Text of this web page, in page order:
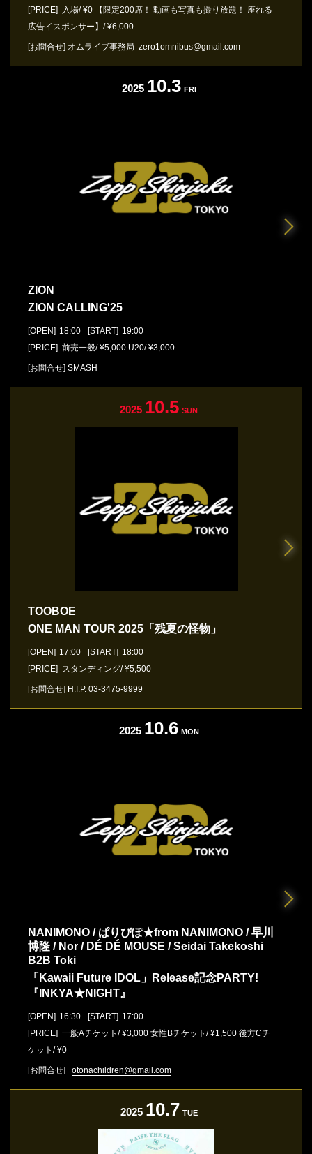
[PRICE] 入場/ ¥0 【限定200席！ 動画も写真も撮り放題！ 座れる
広告イスポンサー】/ ¥6,000
[お問合せ] オムライブ事務局 zero1omnibus@gmail.com
2025 10.3 FRI
ZION
ZION CALLING'25
[OPEN] 18:00 [START] 19:00
[PRICE] 前売一般/ ¥5,000 U20/ ¥3,000
[お問合せ] SMASH
2025 10.5 SUN
TOOBOE
ONE MAN TOUR 2025「残夏の怪物」
[OPEN] 17:00 [START] 18:00
[PRICE] スタンディング/ ¥5,500
[お問合せ] H.I.P. 03-3475-9999
2025 10.6 MON
NANIMONO / ぱりぴぽ★from NANIMONO / 早川
博隆 / Nor / DÉ DÉ MOUSE / Seidai Takekoshi
B2B Toki
「Kawaii Future IDOL」Release記念PARTY!
『INKYA★NIGHT』
[OPEN] 16:30 [START] 17:00
[PRICE] 一般Aチケット/ ¥3,000 女性Bチケット/ ¥1,500 後方Cチ
ケット/ ¥0
[お問合せ] otonachildren@gmail.com
2025 10.7 TUE